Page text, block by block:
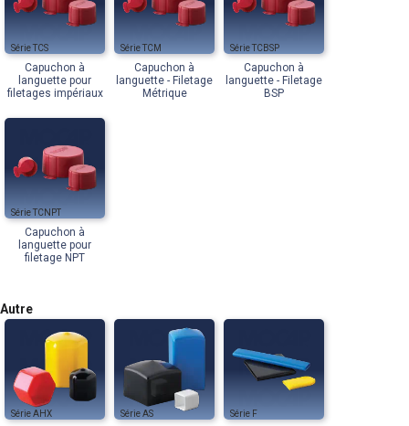
TCS
Capuchon à
languette pour
filetages impériaux
TCM
Capuchon à
languette - Filetage
Métrique
TCBSP
Capuchon à
languette - Filetage
BSP
TCNPT
Capuchon à
languette pour
filetage NPT
Autre
AHX AS F